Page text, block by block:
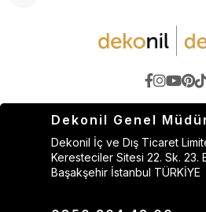
Dekonil Genel
Dekonil İç ve Dış Ticaret
Keresteciler Sitesi 22. Sk. 23.
Başakşehir İstanbul TÜRKİYE